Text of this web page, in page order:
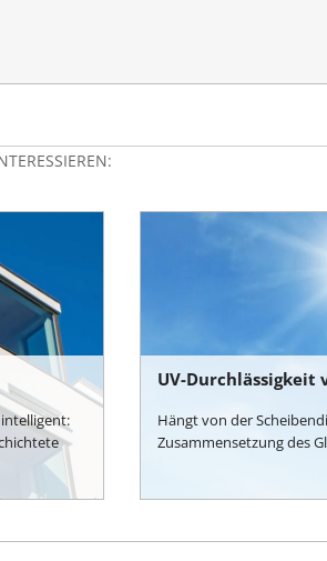
UV-Durchlässigkeit
Hängt von der
Zusammensetzung des